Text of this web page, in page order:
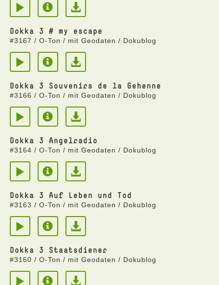
Dokka 3 # my escape
#3167 / O-Ton / mit Geodaten / Dokublog
Dokka 3 Souvenirs de la Gehenne
#3166 / O-Ton / mit Geodaten / Dokublog
Dokka 3 Angelradio
#3164 / O-Ton / mit Geodaten / Dokublog
Dokka 3 Auf Leben und Tod
#3163 / O-Ton / mit Geodaten / Dokublog
Dokka 3 Staatsdiener
#3160 / O-Ton / mit Geodaten / Dokublog